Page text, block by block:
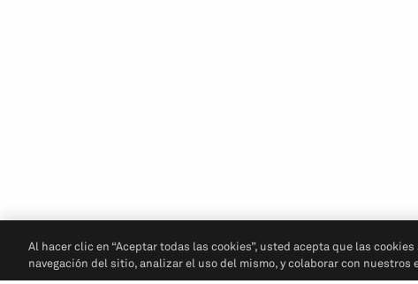
Al hacer clic en “Aceptar todas las cookies”, usted acepta que las
navegación del sitio, analizar el uso del mismo, y colaborar con nuestros